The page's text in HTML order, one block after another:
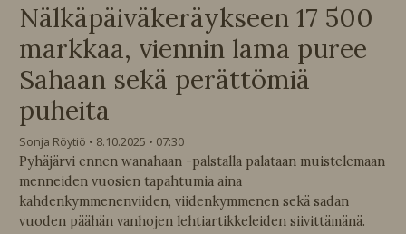
Nälkäpäiväkeräykseen 17 500
markkaa, viennin lama puree
Sahaan sekä perättömiä
puheita
Sonja Röytiö 8.10.2025
07:30
Pyhäjärvi ennen wanahaan -palstalla palataan muistelemaan
menneiden vuosien tapahtumia aina
kahdenkymmenenviiden, viidenkymmenen sekä sadan
vuoden päähän vanhojen lehtiartikkeleiden siivittämänä.